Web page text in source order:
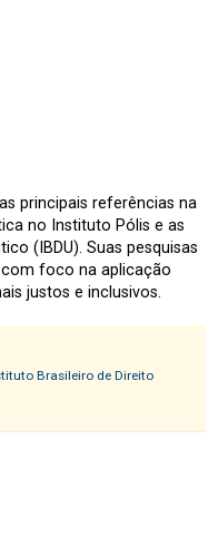
principais referências na
no Instituto Pólis e as
(IBDU). Suas pesquisas
foco na aplicação
justos e inclusivos.
Brasileiro de Direito